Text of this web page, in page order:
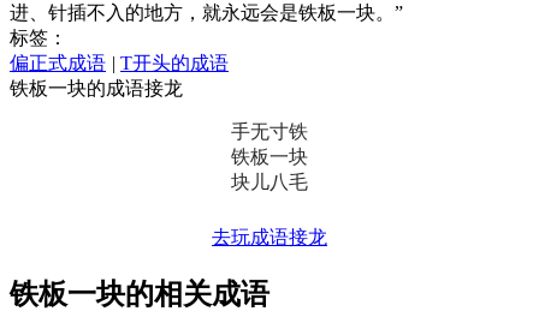
进、针插不入的地方，就永远会是铁板一块。”
标签：
偏正式成语 | T开头的成语
铁板一块的成语接龙
手无寸铁
铁板一块
块儿八毛
去玩成语接龙
铁板一块的相关成语